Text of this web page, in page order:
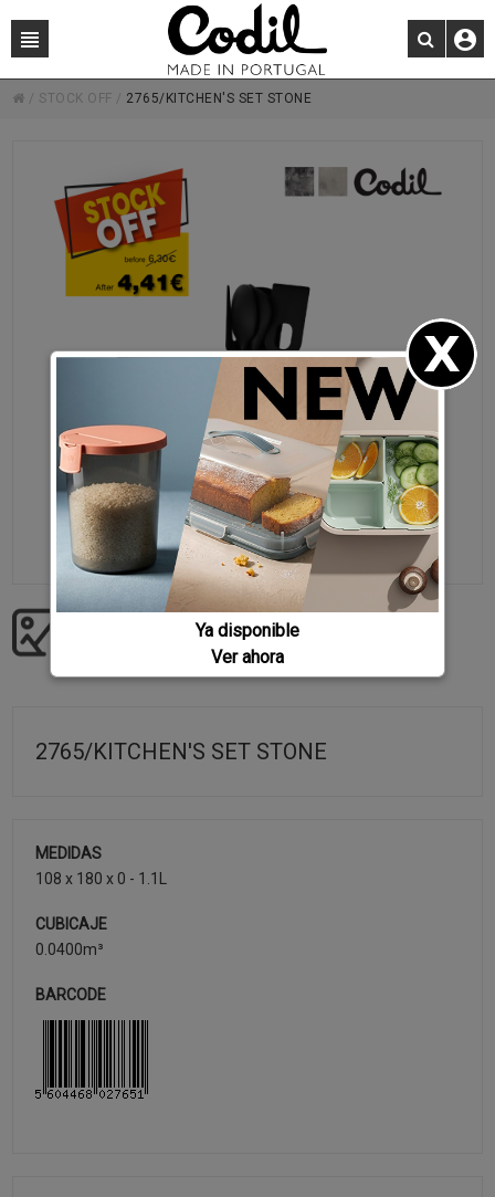
/ STOCK OFF / 2765/KITCHEN'S SET STONE
Descargar imágenes producto
2765/KITCHEN'S SET STONE
MEDIDAS
108 x 180 x 0 - 1.1L
CUBICAJE
0.0400m³
BARCODE
Ya disponible
Ver ahora